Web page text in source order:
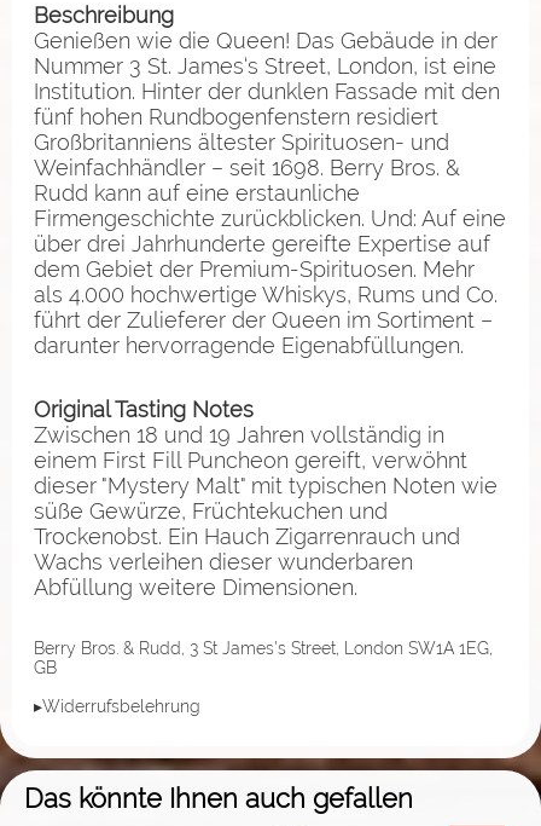
Beschreibung
Genießen wie die Queen! Das Gebäude in der
Nummer 3 St. James‘s Street, London, ist eine
Institution. Hinter der dunklen Fassade mit den
fünf hohen Rundbogenfenstern residiert
Großbritanniens ältester Spirituosen- und
Weinfachhändler – seit 1698. Berry Bros. &
Rudd kann auf eine erstaunliche
Firmengeschichte zurückblicken. Und: Auf eine
über drei Jahrhunderte gereifte Expertise auf
dem Gebiet der Premium-Spirituosen. Mehr
als 4.000 hochwertige Whiskys, Rums und Co.
führt der Zulieferer der Queen im Sortiment –
darunter hervorragende Eigenabfüllungen.
Original Tasting Notes
Zwischen 18 und 19 Jahren vollständig in
einem First Fill Puncheon gereift, verwöhnt
dieser "Mystery Malt" mit typischen Noten wie
süße Gewürze, Früchtekuchen und
Trockenobst. Ein Hauch Zigarrenrauch und
Wachs verleihen dieser wunderbaren
Abfüllung weitere Dimensionen.
Berry Bros. & Rudd, 3 St James's Street, London SW1A 1EG,
GB
▸Widerrufsbelehrung
Das könnte Ihnen auch gefallen